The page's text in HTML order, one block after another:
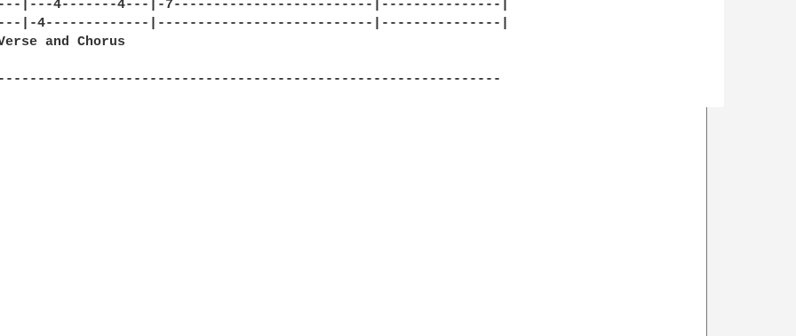
|---4-------4---|-7-------------------------|---------------|
|-4-------------|---------------------------|---------------|
and Chorus